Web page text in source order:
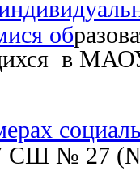
об
в
№ 27 (